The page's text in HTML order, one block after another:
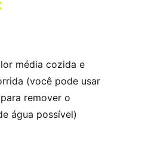
média cozida e
(você pode usar
remover o
água possível)